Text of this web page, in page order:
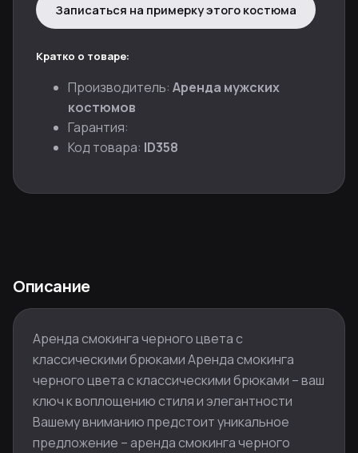
Записаться на примерку этого костюма
Кратко о товаре:
Производитель: Аренда мужских
костюмов
Гарантия:
Код товара: ID358
Описание
Аренда смокинга черного цвета с
классическими брюками Аренда смокинга
черного цвета с классическими брюками – ваш
ключ к воплощению стиля и элегантности
Вашему вниманию предстоит уникальное
предложение – аренда смокинга черного